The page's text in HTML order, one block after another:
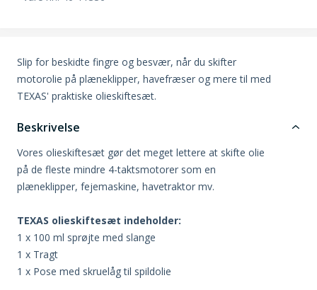
Slip for beskidte fingre og besvær, når du skifter
motorolie på plæneklipper, havefræser og mere til med
TEXAS' praktiske olieskiftesæt.
Beskrivelse
Vores olieskiftesæt gør det meget lettere at skifte olie
på de fleste mindre 4-taktsmotorer som en
plæneklipper, fejemaskine, havetraktor mv.
TEXAS olieskiftesæt indeholder:
1 x 100 ml sprøjte med slange
1 x Tragt
1 x Pose med skruelåg til spildolie